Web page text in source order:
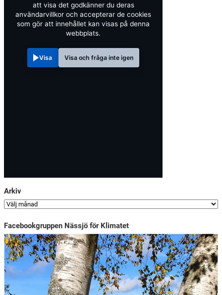
att visa det godkänner du deras
användarvillkor och accepterar de cookies
som gör att innehållet kan visas på denna
webbplats.
Visa Visa och fråga inte igen
Arkiv
Facebookgruppen Nässjö för Klimatet